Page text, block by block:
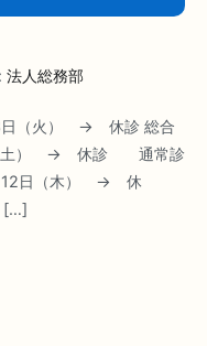
法人総務部
（火） → 休診 総合
土） → 休診 通常診
日（木） → 休
[…]